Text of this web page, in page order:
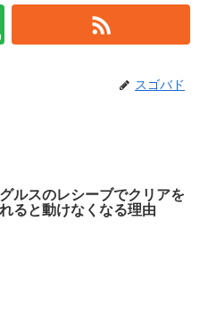
スゴバド
ルスのレシーブでクリアを
ると動けなくなる理由